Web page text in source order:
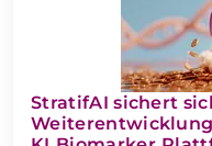
StratifAI sichert